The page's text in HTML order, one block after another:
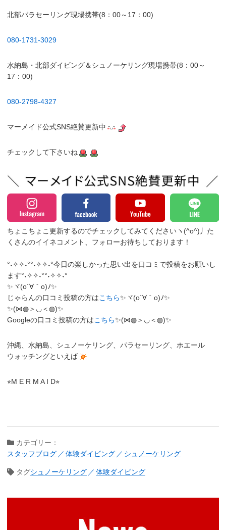
北部パラセーリング現場携帯(8：00～17：00)
080-1731-3029
水納島・北部ダイビング＆シュノーケリング現場携帯(8：00～
17：00)
080-2798-4327
マーメイド公式SNS絶賛更新中
チェックして下さいね
ちょこちょこ更新するのでチェックしてみてくださいヽ(^o^)丿 た
くさんのイイネコメント、フォローお待ちしております！
°˖✧✧˖°°˖✧✧˖°今日の楽しかった思い出を口コミで投稿をお願いし
ます°˖✧✧˖°°˖✧✧˖°
✨ヾ(o´∀｀o)ﾉ✨
じゃらんの口コミ投稿の方はこちら✨ヾ(o´∀｀o)ﾉ✨
✨(⋈◍＞◡＜◍)✨
Googleの口コミ投稿の方はこちら✨(⋈◍＞◡＜◍)✨
沖縄、水納島、シュノーケリング、パラセーリング、ホエール
ウォッチングといえば
⭐︎M E R M A I D⭐︎
カテゴリー：
スタッフブログ
体験ダイビング シュノーケリング
タグシュノーケリング 体験ダイビング